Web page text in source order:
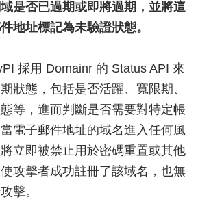
是否已過期或即將過期，並將這
地址標記為未驗證狀態。
採用 Domainr 的 Status API 來
狀態，包括是否活躍、寬限期、
等，進而判斷是否需要對特定帳
電子郵件地址的域名進入任何風
立即被禁止用於密碼重置或其他
攻擊者成功註冊了該域名，也無
擊。